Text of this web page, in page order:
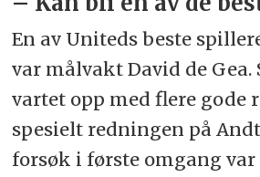
En av Uniteds beste
var målvakt David de Gea.
vartet opp med flere gode
spesielt redningen på
forsøk i første omgang